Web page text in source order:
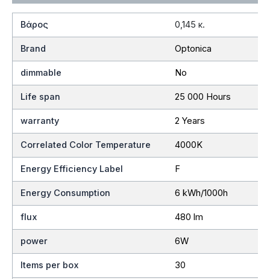
Βάρος 0,145 κ.
Brand Optonica
dimmable No
Life span 25 000 Hours
warranty 2 Years
Correlated Color Temperature 4000K
Energy Efficiency Label F
Energy Consumption 6 kWh/1000h
flux 480 lm
power 6W
Items per box 30